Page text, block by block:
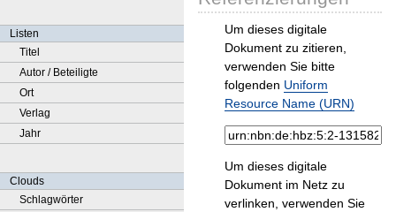
Listen
Titel
Autor / Beteiligte
Ort
Verlag
Jahr
Clouds
Schlagwörter
Um dieses digitale
Dokument zu zitieren,
verwenden Sie bitte
folgenden Uniform
Resource Name (URN)
Um dieses digitale
Dokument im Netz zu
verlinken, verwenden Sie